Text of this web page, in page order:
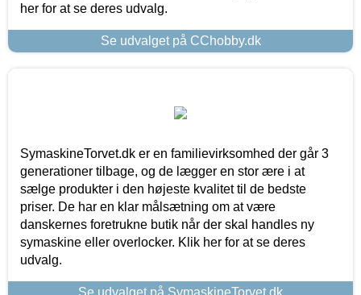
her for at se deres udvalg.
Se udvalget på CChobby.dk
SymaskineTorvet.dk er en familievirksomhed der går 3
generationer tilbage, og de lægger en stor ære i at
sælge produkter i den højeste kvalitet til de bedste
priser. De har en klar målsætning om at være
danskernes foretrukne butik når der skal handles ny
symaskine eller overlocker. Klik her for at se deres
udvalg.
Se udvalget på SymaskineTorvet.dk